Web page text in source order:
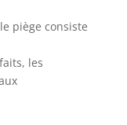
piège consiste
les